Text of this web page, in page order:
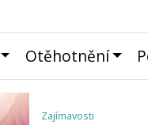
Otěhotnění